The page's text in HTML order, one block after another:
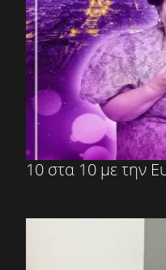
10 στα 10 με την